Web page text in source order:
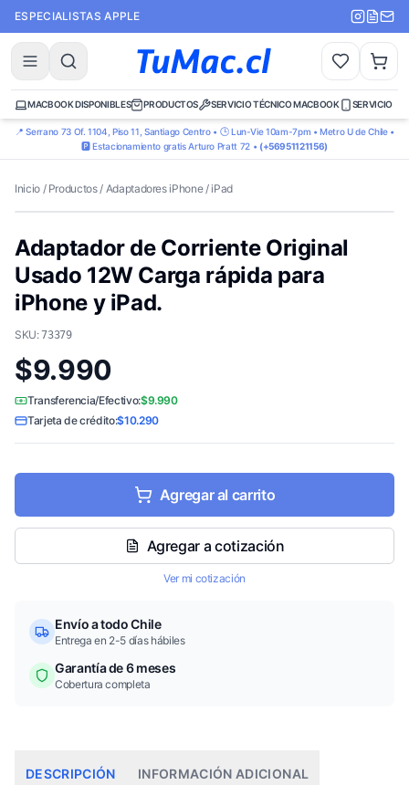
ESPECIALISTAS APPLE
MACBOOK DISPONIBLES PRODUCTOS SERVICIO TÉCNICO MACBOOK SERVICIO
📍 Serrano 73 Of. 1104, Piso 11, Santiago Centro • 🕒 Lun-Vie 10am-7pm • Metro U de Chile •
🅿️ Estacionamiento gratis Arturo Pratt 72 • (+56951121156)
Inicio/ Productos/ Adaptadores iPhone / iPad
Adaptador de Corriente Original
Usado 12W Carga rápida para
iPhone y iPad.
SKU:73379
$9.990
Transferencia/Efectivo:$9.990
Tarjeta de crédito:$10.290
Agregar al carrito
Agregar a cotización
Ver mi cotización
Envío a todo Chile
Entrega en 2-5 días hábiles
Garantía de 6 meses
Cobertura completa
DESCRIPCIÓN INFORMACIÓN ADICIONAL